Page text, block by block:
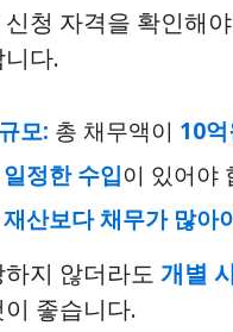
청 자격을 확인해
다.
모: 총 채무액이 10
일정한 수입이 있어야
재산보다 채무가 많아
지 않더라도 개별
좋습니다.